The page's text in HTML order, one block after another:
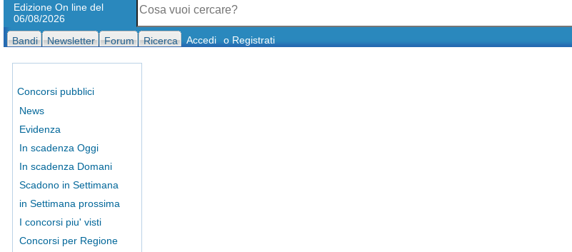
Edizione On line del
06/08/2026
Bandi Newsletter Forum Ricerca Accedi o Registrati
Concorsi pubblici
News
Evidenza
In scadenza Oggi
In scadenza Domani
Scadono in Settimana
in Settimana prossima
I concorsi piu' visti
Concorsi per Regione